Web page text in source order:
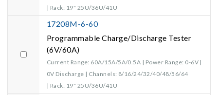
| Rack: 19" 25U/36U/41U
17208M-6-60
Programmable Charge/Discharge Tester
(6V/60A)
Current Range: 60A/15A/5A/0.5A | Power Range: 0-6V |
0V Discharge | Channels: 8/16/24/32/40/48/56/64
| Rack: 19" 25U/36U/41U